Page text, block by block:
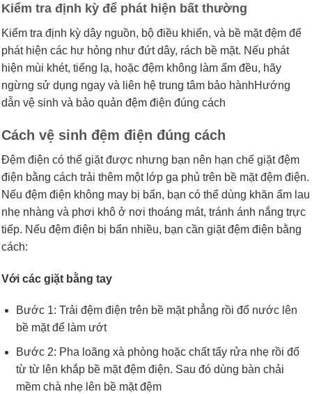
Kiểm tra định kỳ để phát hiện bất thường
Kiểm tra định kỳ dây nguồn, bộ điều khiển, và bề mặt đệm để
phát hiện các hư hỏng như đứt dây, rách bề mặt. Nếu phát
hiện mùi khét, tiếng lạ, hoặc đệm không làm ấm đều, hãy
ngừng sử dụng ngay và liên hệ trung tâm bảo hànhHướng
dẫn vệ sinh và bảo quản đệm điện đúng cách
Cách vệ sinh đệm điện đúng cách
Đệm điện có thể giặt được nhưng bạn nên hạn chế giặt đệm
điện bằng cách trải thêm một lớp ga phủ trên bề mặt đệm điện.
Nếu đệm điện không may bị bẩn, bạn có thể dùng khăn ẩm lau
nhẹ nhàng và phơi khô ở nơi thoáng mát, tránh ánh nắng trực
tiếp. Nếu đệm điện bị bẩn nhiều, bạn cần giặt đệm điện bằng
cách:
Với các giặt bằng tay
Bước 1: Trải đệm điện trên bề mặt phẳng rồi đổ nước lên
bề mặt để làm ướt
Bước 2: Pha loãng xà phòng hoặc chất tẩy rửa nhẹ rồi đổ
từ từ lên khắp bề mặt đệm điện. Sau đó dùng bàn chải
mềm chà nhẹ lên bề mặt đệm